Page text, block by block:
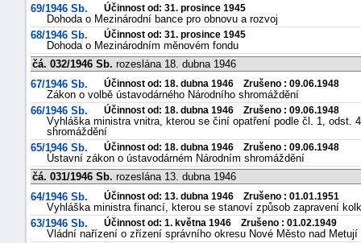
69/1946 Sb.
Účinnost od: 31. prosince 1945
Dohoda o Mezinárodní bance pro obnovu a rozvoj
68/1946 Sb.
Účinnost od: 31. prosince 1945
Dohoda o Mezinárodním měnovém fondu
čá. 032/1946 Sb. rozeslána 18. dubna 1946
67/1946 Sb.
Účinnost od: 18. dubna 1946 Zrušeno : 09.06.1948
Zákon o volbě ústavodárného Národního shromáždění
66/1946 Sb.
Účinnost od: 18. dubna 1946 Zrušeno : 09.06.1948
Vyhláška ministra vnitra, kterou se činí opatření podle čl. 1, odst.
shromáždění
65/1946 Sb.
Účinnost od: 18. dubna 1946 Zrušeno : 09.06.1948
Ústavní zákon o ústavodárném Národním shromáždění
čá. 031/1946 Sb. rozeslána 13. dubna 1946
64/1946 Sb.
Účinnost od: 13. dubna 1946 Zrušeno : 01.01.1951
Vyhláška ministra financí, kterou se stanoví způsob zapravení
63/1946 Sb.
Účinnost od: 1. května 1946 Zrušeno : 01.02.1949
Vládní nařízení o zřízení správního okresu Nové Město nad Metují